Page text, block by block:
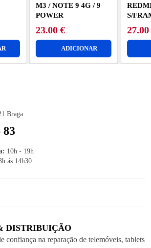
M3 / NOTE 9 4G / 9
POWER
23.00 €
ADICIONAR
S/
27.00
Braga
83
10h - 19h
ás 14h30
DISTRIBUIÇÃO
confiança na reparação de telemóveis, tablets